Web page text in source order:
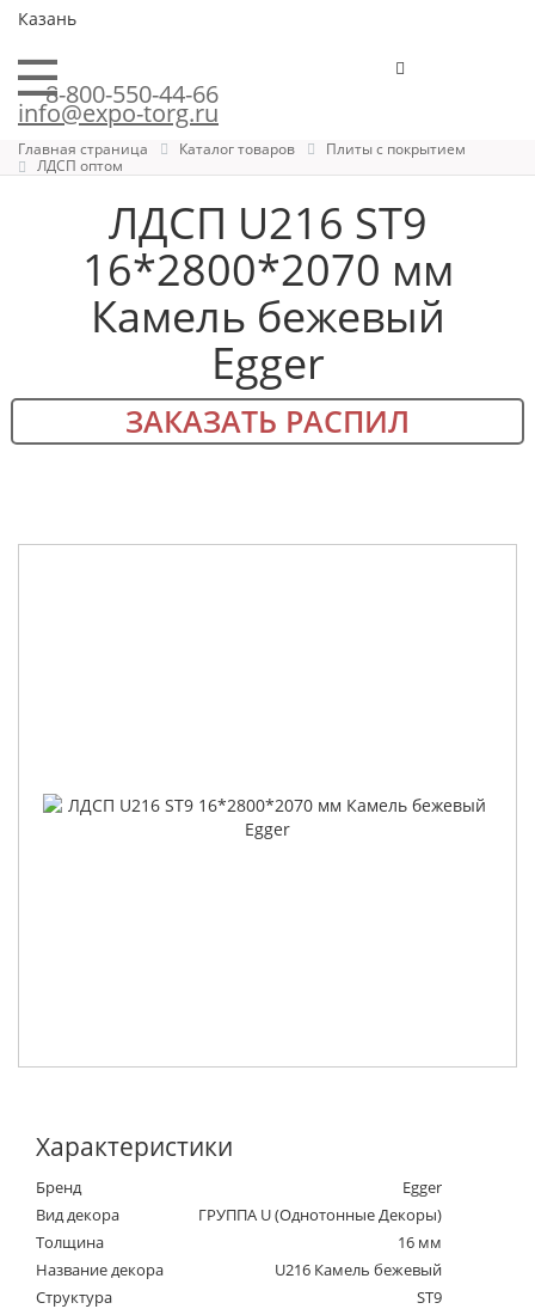
Казань
8-800-550-44-66
info@expo-torg.ru
Главная страница Каталог товаров
Плиты с покрытием
ЛДСП оптом
ЛДСП U216 ST9
16*2800*2070 мм
Камель бежевый
Egger
ЗАКАЗАТЬ РАСПИЛ
Характеристики
Бренд
Egger
Вид декора
ГРУППА U (Однотонные Декоры)
Толщина
16 мм
Название декора
U216 Камель бежевый
Структура
ST9